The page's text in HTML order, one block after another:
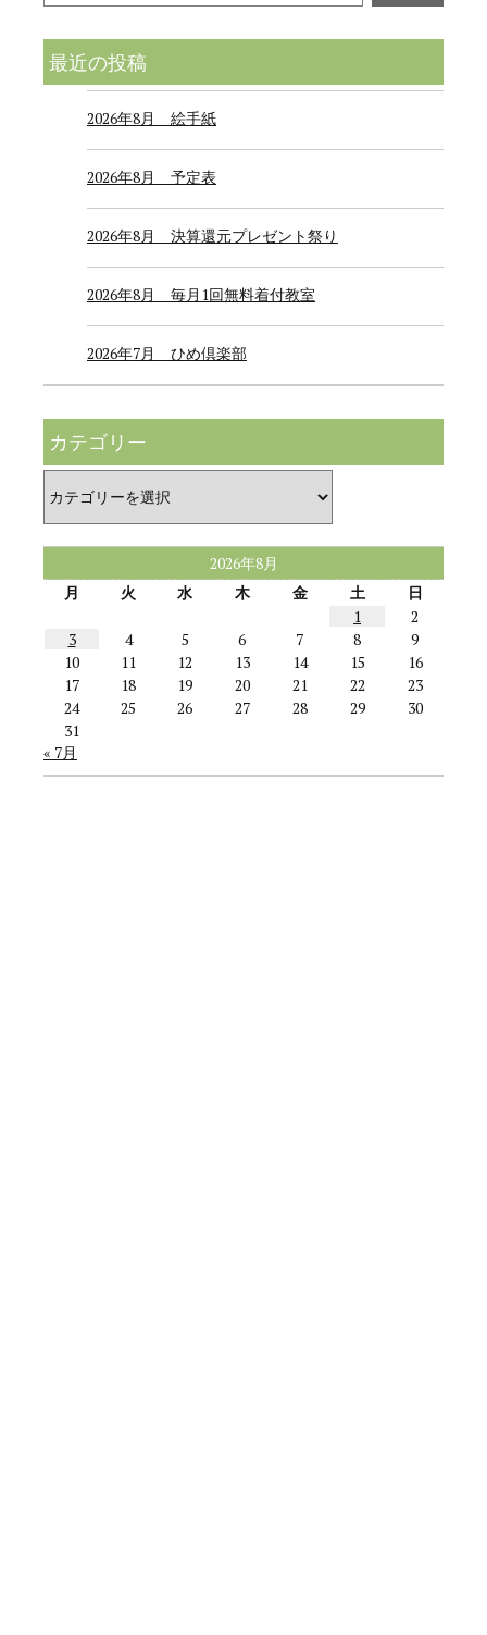
最近の投稿
2026年8月 絵手紙
2026年8月 予定表
2026年8月 決算還元プレゼント祭り
2026年8月 毎月1回無料着付教室
2026年7月 ひめ倶楽部
カテゴリー
テ
ゴ
リ
2026年8月
月
火 水 木 金 土
日
1
2
3
4 5 6 7 8
9
10
11 12 13 14 15
16
17
18 19 20 21 22
23
24
25 26 27 28 29
30
31
« 7月